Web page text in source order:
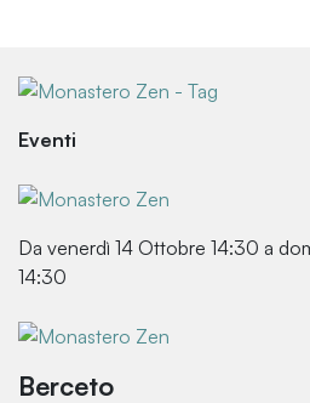
Eventi
Da venerdì 14 Ottobre 14:30 a
14:30
Berceto